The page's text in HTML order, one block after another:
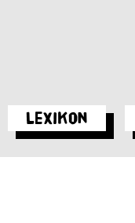
Lexikon